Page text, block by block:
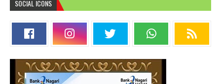
SOCIAL ICONS